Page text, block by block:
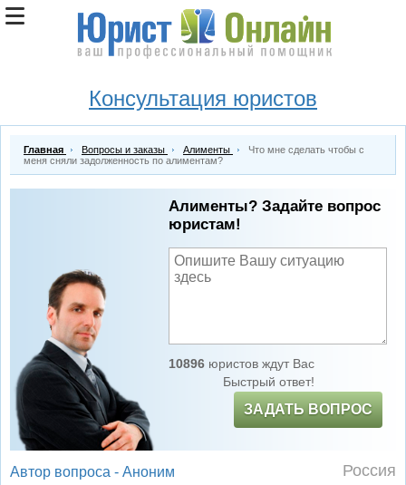
Консультация юристов
Главная Вопросы и заказы Алименты
Что мне сделать чтобы с
меня сняли задолженность по алиментам?
Алименты? Задайте вопрос
юристам!
10896юристов ждут Вас
Быстрый ответ!
ЗАДАТЬ ВОПРОС
Автор вопроса - Аноним Россия